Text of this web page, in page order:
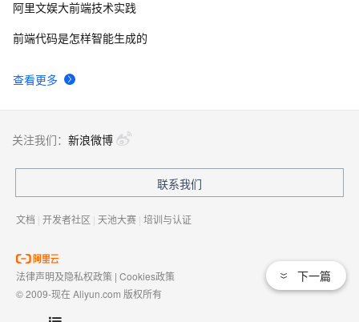
查看更多
阿里文娱大前端技术实践
前端代码是怎样智能生成的
下一篇
关注我们： 新浪微博
联系我们
文档 | 开发者社区 | 天池大赛 | 培训与认证
法律声明及隐私权政策 | Cookies政策
© 2009-现在 Aliyun.com 版权所有